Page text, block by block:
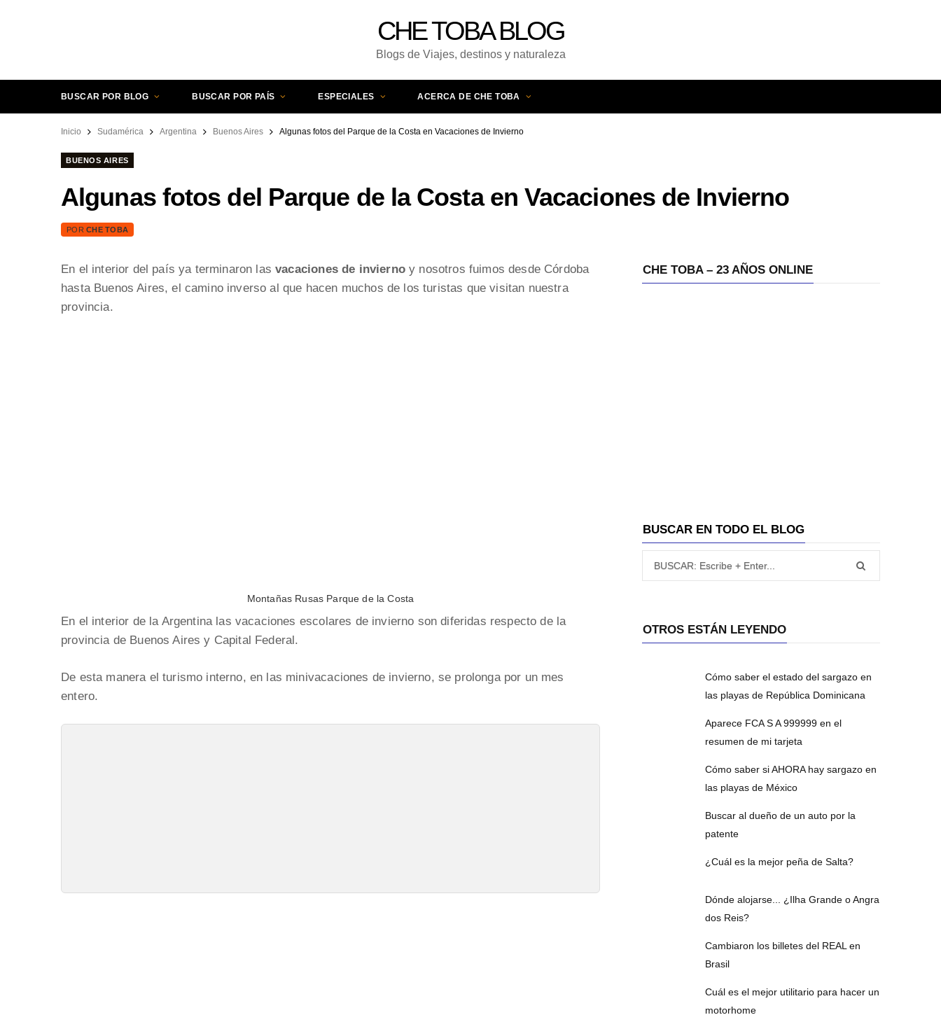
CHE TOBA BLOG
Blogs de Viajes, destinos y naturaleza
BUSCAR POR BLOG BUSCAR POR PAÍS ESPECIALES ACERCA DE CHE TOBA
Inicio Sudamérica Argentina Buenos Aires Algunas fotos del Parque de la Costa en Vacaciones de Invierno
BUENOS AIRES
Algunas fotos del Parque de la Costa en Vacaciones de Invierno
POR CHE TOBA
En el interior del país ya terminaron lasvacaciones de inviernoy nosotros fuimos desde Córdoba
hasta Buenos Aires, el camino inverso al que hacen muchos de los turistas que visitan nuestra
provincia.
Montañas Rusas Parque de la Costa
En el interior de la Argentina las vacaciones escolares de invierno son diferidas respecto de la
provincia de Buenos Aires y Capital Federal.
De esta manera el turismo interno, en las minivacaciones de invierno, se prolonga por un mes
entero.
CHE TOBA – 23 AÑOS ONLINE
BUSCAR EN TODO EL BLOG
OTROS ESTÁN LEYENDO
Cómo saber el estado del sargazo en
las playas de República Dominicana
Aparece FCA S A 999999 en el
resumen de mi tarjeta
Cómo saber si AHORA hay sargazo en
las playas de México
Buscar al dueño de un auto por la
patente
¿Cuál es la mejor peña de Salta?
Dónde alojarse... ¿Ilha Grande o Angra
dos Reis?
Cambiaron los billetes del REAL en
Brasil
Cuál es el mejor utilitario para hacer un
motorhome